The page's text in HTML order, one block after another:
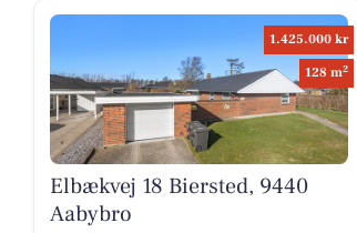
1.425.000 kr
128 m2
Elbækvej 18 Biersted, 9440
Aabybro